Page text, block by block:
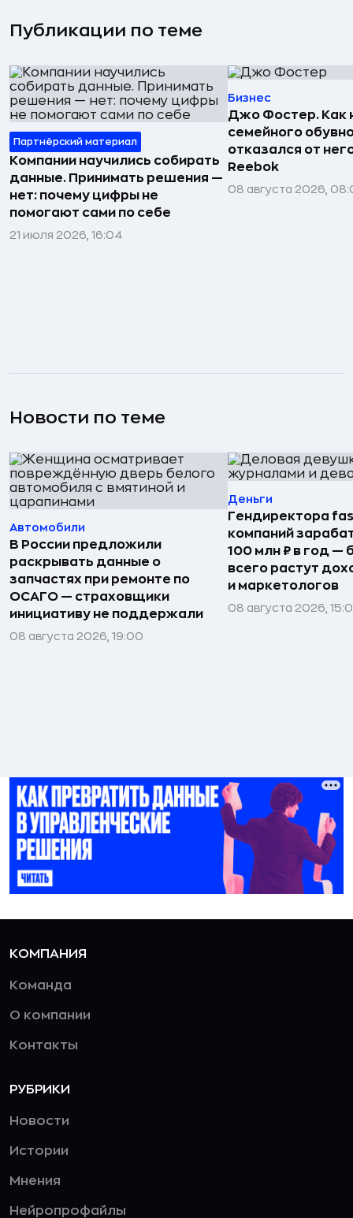
Публикации по теме
Партнёрский материал
Компании научились собирать
данные. Принимать решения —
нет: почему цифры не
помогают сами по себе
21 июля 2026, 16:04
Бизнес
Джо Фостер. Как
семейного
отказался от
Reebok
08 августа 2026,
Новости по теме
Автомобили
В России предложили
раскрывать данные о
запчастях при ремонте по
ОСАГО — страховщики
инициативу не поддержали
08 августа 2026, 19:00
Деньги
Гендиректора
компаний
100 млн ₽ в год —
всего растут
и маркетологов
08 августа 2026,
КОМПАНИЯ
Команда
О компании
Контакты
РУБРИКИ
Новости
Истории
Мнения
Нейропрофайлы